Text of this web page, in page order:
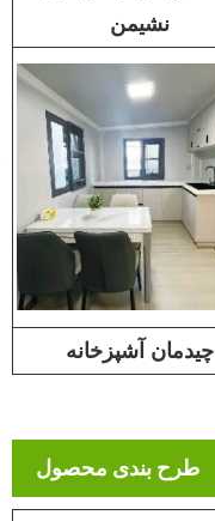
نشیمن
چیدمان آشپزخانه
طرح بندی محصول